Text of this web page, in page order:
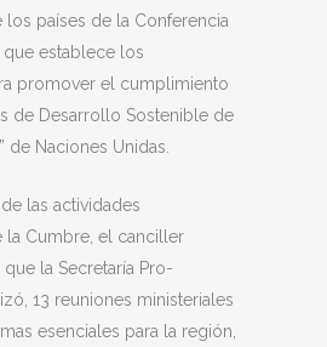
países de la Conferencia
que establece los
promover el cumplimiento
de Desarrollo Sostenible de
de Naciones Unidas.
las actividades
la Cumbre, el canciller
la Secretaría Pro-
13 reuniones ministeriales
esenciales para la región,